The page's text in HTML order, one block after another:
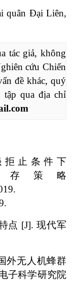
quân Đại Liên,
tác giả, không
cứu Chiến
đề khác, quý
tập qua địa chỉ
拒 止 条 件 下
存 策 略
点 [J]. 现代军
外无人机蜂群
子科学研究院